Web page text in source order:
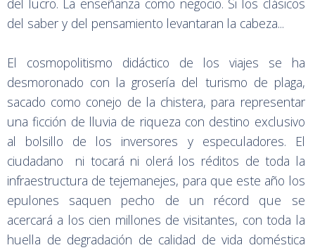
del lucro. La enseñanza como negocio. Si los clásicos
del saber y del pensamiento levantaran la cabeza...
El cosmopolitismo didáctico de los viajes se ha
desmoronado con la grosería del turismo de plaga,
sacado como conejo de la chistera, para representar
una ficción de lluvia de riqueza con destino exclusivo
al bolsillo de los inversores y especuladores. El
ciudadano ni tocará ni olerá los réditos de toda la
infraestructura de tejemanejes, para que este año los
epulones saquen pecho de un récord que se
acercará a los cien millones de visitantes, con toda la
huella de degradación de calidad de vida doméstica